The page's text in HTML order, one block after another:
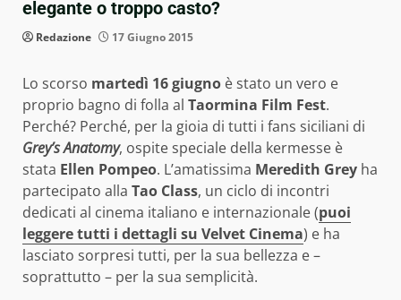
elegante o troppo casto?
Redazione 17 Giugno 2015
Lo scorso martedì 16 giugno è stato un vero e
proprio bagno di folla al Taormina Film Fest.
Perché? Perché, per la gioia di tutti i fans siciliani di
Grey’s Anatomy, ospite speciale della kermesse è
stata Ellen Pompeo. L’amatissima Meredith Grey ha
partecipato alla Tao Class, un ciclo di incontri
dedicati al cinema italiano e internazionale (puoi
leggere tutti i dettagli su Velvet Cinema) e ha
lasciato sorpresi tutti, per la sua bellezza e –
soprattutto – per la sua semplicità.